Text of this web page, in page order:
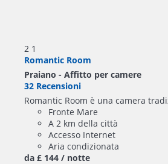
2 1
Romantic Room
Praiano - Affitto per camere
32 Recensioni
Romantic Room è una camera
Fronte Mare
A 2 km della città
Accesso Internet
Aria condizionata
da £ 144 / notte